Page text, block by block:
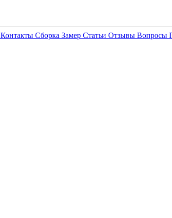
Контакты Сборка Замер Статьи Отзывы Вопросы